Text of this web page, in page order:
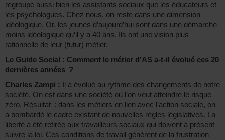
regroupe aussi bien les assistants sociaux que les éducateurs et
les psychologues. Chez nous, on reste dans une dimension
idéologique. Or, les jeunes d’aujourd’hui sont dans une démarche
moins idéologique qu’il y a 40 ans. Ils ont une vision plus
rationnelle de leur (futur) métier.
Le Guide Social : Comment le métier d’AS a-t-il évolué ces 20
dernières années ?
Charles Zampi : Il a évolué au rythme des changements de notre
société. On est dans une société où l’on veut atteindre le risque
zéro. Résultat : dans les métiers en lien avec l’action sociale, on
a bombardé le cadre existant de nouvelles règles législatives. La
liberté a été retirée aux travailleurs sociaux qui doivent à présent
suivre la loi. Ces conditions de travail génèrent de la frustration